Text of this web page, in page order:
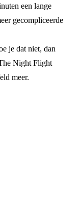
een lange
gecompliceerde
je dat niet, dan
Night Flight
meer.